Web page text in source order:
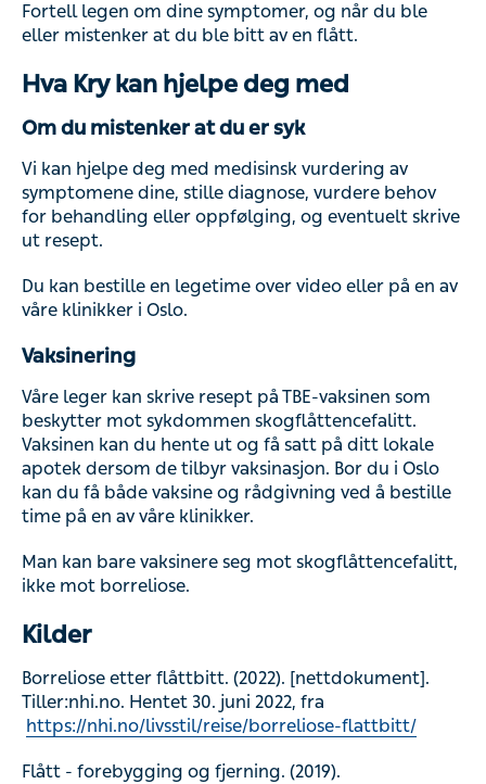
Fortell legen om dine symptomer, og når du ble
eller mistenker at du ble bitt av en flått.
Hva Kry kan hjelpe deg med
Om du mistenker at du er syk
Vi kan hjelpe deg med medisinsk vurdering av
symptomene dine, stille diagnose, vurdere behov
for behandling eller oppfølging, og eventuelt skrive
ut resept.
Du kan bestille en legetime over video eller på en av
våre klinikker i Oslo.
Vaksinering
Våre leger kan skrive resept på TBE-vaksinen som
beskytter mot sykdommen skogflåttencefalitt.
Vaksinen kan du hente ut og få satt på ditt lokale
apotek dersom de tilbyr vaksinasjon. Bor du i Oslo
kan du få både vaksine og rådgivning ved å bestille
time på en av våre klinikker.
Man kan bare vaksinere seg mot skogflåttencefalitt,
ikke mot borreliose.
Kilder
Borreliose etter flåttbitt. (2022). [nettdokument].
Tiller:nhi.no. Hentet 30. juni 2022, fra
https://nhi.no/livsstil/reise/borreliose-flattbitt/
Flått - forebygging og fjerning. (2019).